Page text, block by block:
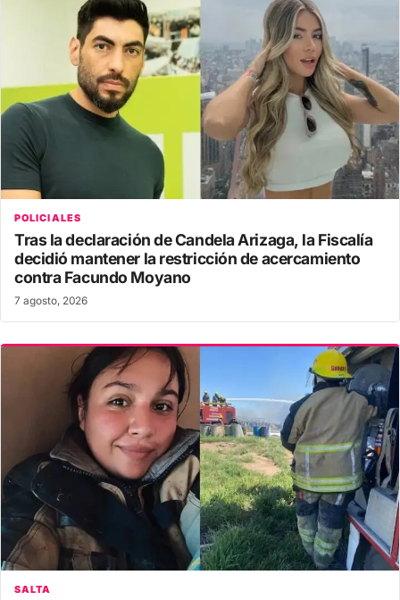
POLICIALES
Tras la declaración de Candela Arizaga, la Fiscalía
decidió mantener la restricción de acercamiento
contra Facundo Moyano
7 agosto, 2026
SALTA